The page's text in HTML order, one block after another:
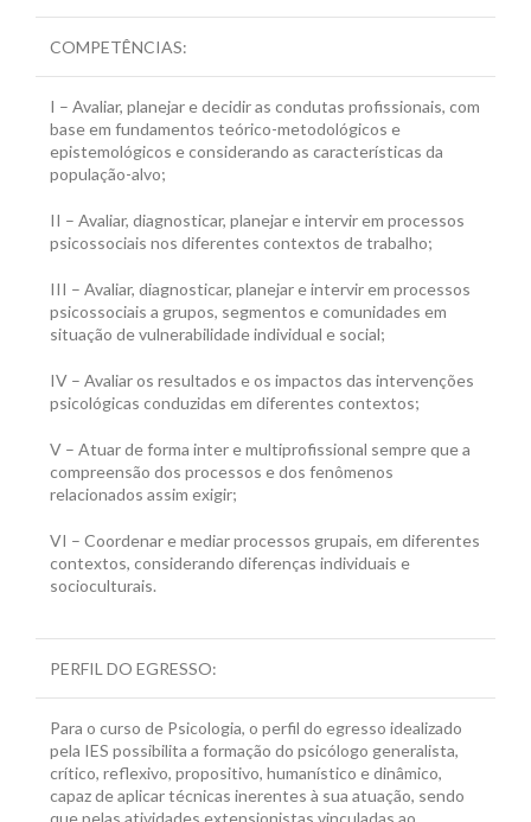
COMPETÊNCIAS:
I – Avaliar, planejar e decidir as condutas profissionais, com
base em fundamentos teórico-metodológicos e
epistemológicos e considerando as características da
população-alvo;
II – Avaliar, diagnosticar, planejar e intervir em processos
psicossociais nos diferentes contextos de trabalho;
III – Avaliar, diagnosticar, planejar e intervir em processos
psicossociais a grupos, segmentos e comunidades em
situação de vulnerabilidade individual e social;
IV – Avaliar os resultados e os impactos das intervenções
psicológicas conduzidas em diferentes contextos;
V – Atuar de forma inter e multiprofissional sempre que a
compreensão dos processos e dos fenômenos
relacionados assim exigir;
VI – Coordenar e mediar processos grupais, em diferentes
contextos, considerando diferenças individuais e
socioculturais.
PERFIL DO EGRESSO:
Para o curso de Psicologia, o perfil do egresso idealizado
pela IES possibilita a formação do psicólogo generalista,
crítico, reflexivo, propositivo, humanístico e dinâmico,
capaz de aplicar técnicas inerentes à sua atuação, sendo